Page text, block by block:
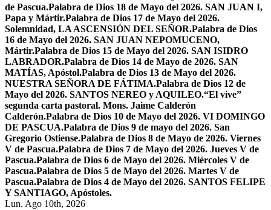
de Pascua.Palabra de Dios 18 de Mayo del 2026. SAN JUAN I,
Papa y Mártir.Palabra de Dios 17 de Mayo del 2026.
Solemnidad, LA ASCENSIÓN DEL SEÑOR.Palabra de Dios
16 de Mayo del 2026. SAN JUAN NEPOMUCENO,
Mártir.Palabra de Dios 15 de Mayo del 2026. SAN ISIDRO
LABRADOR.Palabra de Dios 14 de Mayo de 2026. SAN
MATÍAS, Apóstol.Palabra de Dios 13 de Mayo del 2026.
NUESTRA SEÑORA DE FÁTIMA.Palabra de Dios 12 de
Mayo del 2026. SANTOS NEREO y AQUILEO.“El vive”
segunda carta pastoral. Mons. Jaime Calderón
Calderón.Palabra de Dios 10 de Mayo del 2026. VI DOMINGO
DE PASCUA.Palabra de Dios 9 de mayo del 2026. San
Gregorio Ostiense.Palabra de Dios 8 de Mayo de 2026. Viernes
V de Pascua.Palabra de Dios 7 de Mayo del 2026. Jueves V de
Pascua.Palabra de Dios 6 de Mayo del 2026. Miércoles V de
Pascua.Palabra de Dios 5 de Mayo del 2026. Martes V de
Pascua.Palabra de Dios 4 de Mayo del 2026. SANTOS FELIPE
Y SANTIAGO, Apóstoles.
Lun. Ago 10th, 2026